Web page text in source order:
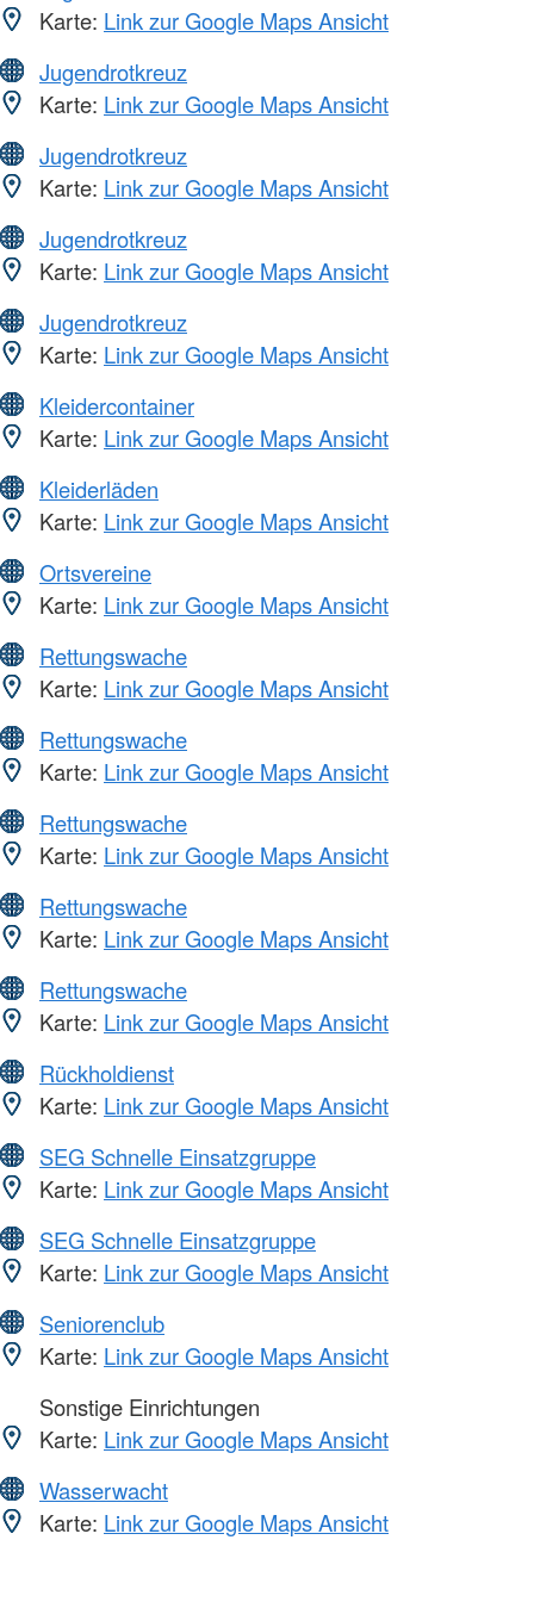
Karte: Link zur Google Maps Ansicht
Jugendrotkreuz
Karte: Link zur Google Maps Ansicht
Jugendrotkreuz
Karte: Link zur Google Maps Ansicht
Jugendrotkreuz
Karte: Link zur Google Maps Ansicht
Jugendrotkreuz
Karte: Link zur Google Maps Ansicht
Kleidercontainer
Karte: Link zur Google Maps Ansicht
Kleiderläden
Karte: Link zur Google Maps Ansicht
Ortsvereine
Karte: Link zur Google Maps Ansicht
Rettungswache
Karte: Link zur Google Maps Ansicht
Rettungswache
Karte: Link zur Google Maps Ansicht
Rettungswache
Karte: Link zur Google Maps Ansicht
Rettungswache
Karte: Link zur Google Maps Ansicht
Rettungswache
Karte: Link zur Google Maps Ansicht
Rückholdienst
Karte: Link zur Google Maps Ansicht
SEG Schnelle Einsatzgruppe
Karte: Link zur Google Maps Ansicht
SEG Schnelle Einsatzgruppe
Karte: Link zur Google Maps Ansicht
Seniorenclub
Karte: Link zur Google Maps Ansicht
Sonstige Einrichtungen
Karte: Link zur Google Maps Ansicht
Wasserwacht
Karte: Link zur Google Maps Ansicht